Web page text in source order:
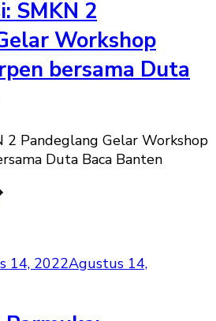
SMKN 2
Workshop
bersama Duta
2 Pandeglang Gelar Workshop
Duta Baca Banten
14, 2022Agustus 14,